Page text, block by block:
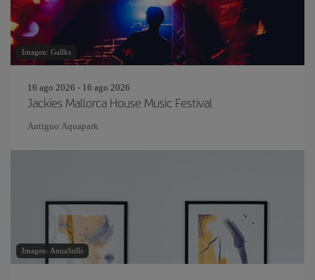
Imagen: Gallks
16 ago 2026 - 16 ago 2026
Jackies Mallorca House Music Festival
Antiguo Aquapark
Imagen: AnnaStills